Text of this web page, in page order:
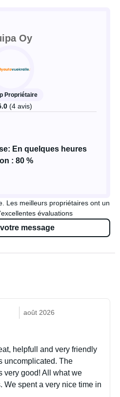
Oy
Propriétaire
(4 avis)
En quelques heures
: 80 %
Les meilleurs propriétaires ont un
évaluations
message
août 2026
helpfull and very friendly
uncomplicated. The
very good! All what we
We spent a very nice time in